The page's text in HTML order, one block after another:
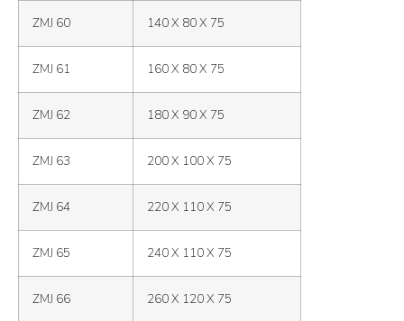
ZMJ 60 140 X 80 X 75
ZMJ 61 160 X 80 X 75
ZMJ 62 180 X 90 X 75
ZMJ 63 200 X 100 X 75
ZMJ 64 220 X 110 X 75
ZMJ 65 240 X 110 X 75
ZMJ 66 260 X 120 X 75